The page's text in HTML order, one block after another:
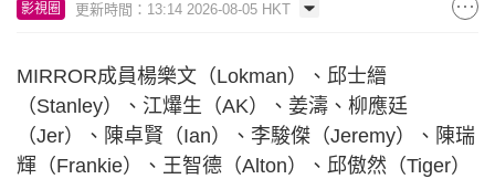
影視圈 更新時間：13:14 2026-08-05 HKT
MIRROR成員楊樂文（Lokman）、邱士縉
（Stanley）、江𤒹生（AK）、姜濤、柳應廷
（Jer）、陳卓賢（Ian）、李駿傑（Jeremy）、陳瑞
輝（Frankie）、王智德（Alton）、邱傲然（Tiger）